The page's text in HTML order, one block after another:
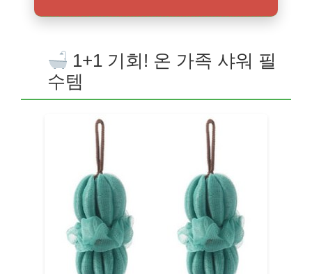
1+1 기회! 온 가족 샤워 필
수템